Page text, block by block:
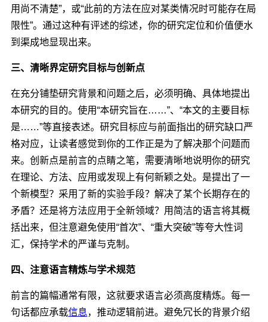
用尚不清楚”，或“此前的方法在应对某类情况时可能存在局
限性”。通过这种有评述的综述，你的研究定位和价值便水
到渠成地显现出来。
三、清晰界定研究目标与创新点
在充分铺垫研究背景和问题之后，必须明确、具体地提出
本研究的目的。使用“本研究旨在……”、“本文的主要目标
是……”等直接表述。研究目标应与前面指出的研究缺口严
格对应，让读者感觉到你的工作正是为了解决那个问题而
来。创新点是前言的点睛之笔，需要清晰地说明你的研究
在理论、方法、应用或发现上有何新颖之处。是提出了一
个新模型？采用了新的实验手段？解决了某个长期存在的
矛盾？还是将方法应用于全新领域？用简洁的语言将其概
括出来，但注意避免使用“首次”、“重大突破”等夸大性词
汇，保持学术的严谨与克制。
四、注意语言精炼与学术规范
前言的篇幅通常有限，这就要求语言必须高度精炼。每一
句话都应承载信息，推动逻辑前进。避免冗长的背景介绍